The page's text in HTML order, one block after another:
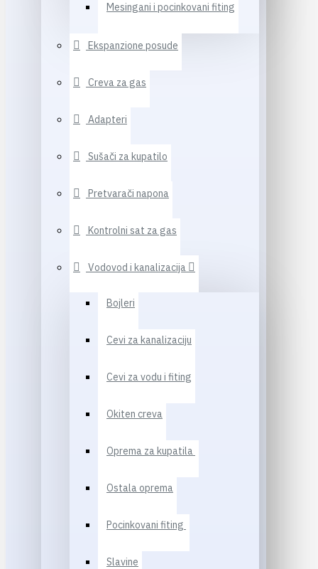
Mesingani i pocinkovani fiting
Ekspanzione posude
Creva za gas
Adapteri
Sušači za kupatilo
Pretvarači napona
Kontrolni sat za gas
Vodovod i kanalizacija
Bojleri
Cevi za kanalizaciju
Cevi za vodu i fiting
Okiten creva
Oprema za kupatila
Ostala oprema
Pocinkovani fiting
Slavine